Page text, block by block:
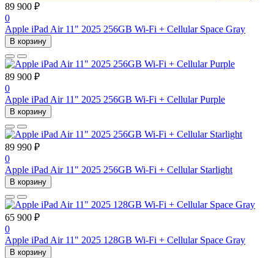
89 900 ₽
0
Apple iPad Air 11" 2025 256GB Wi-Fi + Cellular Space Gray
В корзину
89 900 ₽
0
Apple iPad Air 11" 2025 256GB Wi-Fi + Cellular Purple
В корзину
89 990 ₽
0
Apple iPad Air 11" 2025 256GB Wi-Fi + Cellular Starlight
В корзину
65 900 ₽
0
Apple iPad Air 11" 2025 128GB Wi-Fi + Cellular Space Gray
В корзину